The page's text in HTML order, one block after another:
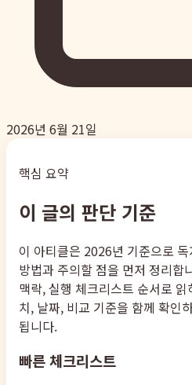
2026년 6월 21일
핵심 요약
이 글의 판단 기준
이 아티클은 2026년 기준으로
방법과 주의할 점을 먼저 정리합
맥락, 실행 체크리스트 순서로
치, 날짜, 비교 기준을 함께 확인
됩니다.
빠른 체크리스트